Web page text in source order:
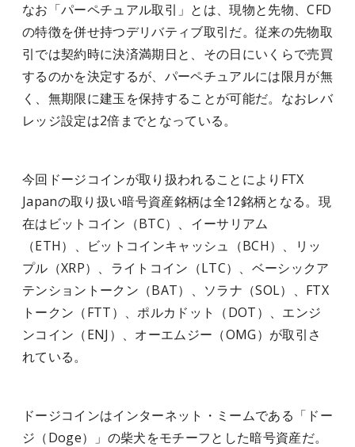
なお「パーペチュアル取引」とは、現物と先物、CFD
の特徴を併せ持つデリバティブ取引だ。従来の先物取
引では契約時に決済満期日と、その日にいくらで売買
するのかを決定するが、パーペチュアルには限月が無
く、無期限に建玉を保持することが可能だ。なおレバ
レッジ設定は2倍までとなっている。
今回ドージコインが取り扱われることによりFTX
Japanの取り扱い暗号資産銘柄は全12銘柄となる。現
在はビットコイン（BTC）、イーサリアム
（ETH）、ビットコインキャッシュ（BCH）、リッ
プル（XRP）、ライトコイン（LTC）、ベーシックア
テンショントークン（BAT）、ソラナ（SOL）、FTX
トークン（FTT）、ポルカドット（DOT）、エンジ
ンコイン（ENJ）、オーエムジー（OMG）が取引さ
れている。
ドージコインはインターネット・ミームである「ドー
ジ（Doge）」の柴犬をモチーフとした暗号資産だ。